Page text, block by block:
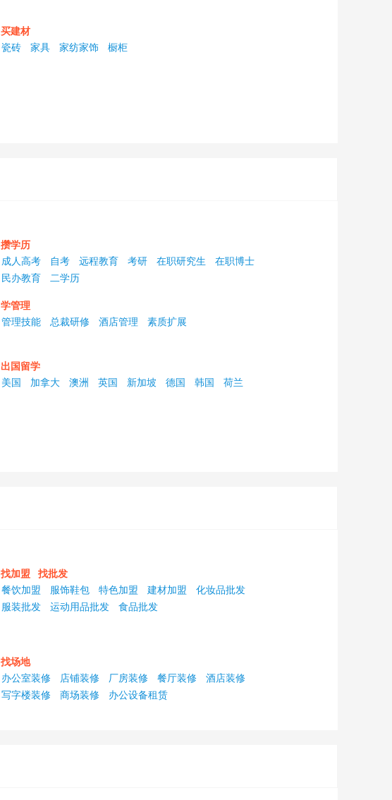
买建材
瓷砖 家具 家纺家饰 橱柜
攒学历
成人高考 自考 远程教育 考研 在职研究生
在职博士
民办教育
二学历
学管理
管理技能 总裁研修 酒店管理 素质扩展
出国留学
美国 加拿大 澳洲 英国 新加坡 德国 韩国 荷兰
找加盟 找批发
餐饮加盟 服饰鞋包 特色加盟 建材加盟
化妆品批发
服装批发
运动用品批发 食品批发
找场地
办公室装修 店铺装修 厂房装修 餐厅装修
酒店装修
写字楼装修
商场装修 办公设备租赁